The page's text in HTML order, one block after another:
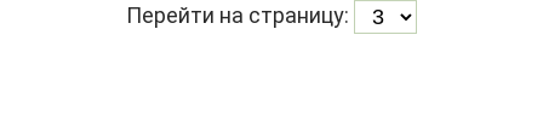
Перейти на страницу: